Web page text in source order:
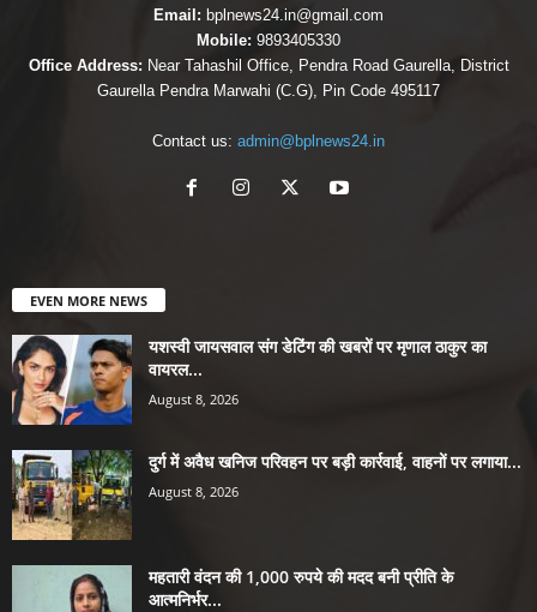
Email: bplnews24.in@gmail.com
Mobile: 9893405330
Office Address: Near Tahashil Office, Pendra Road Gaurella, District
Gaurella Pendra Marwahi (C.G), Pin Code 495117
Contact us: admin@bplnews24.in
EVEN MORE NEWS
यशस्वी जायसवाल संग डेटिंग की खबरों पर मृणाल ठाकुर का
वायरल...
August 8, 2026
दुर्ग में अवैध खनिज परिवहन पर बड़ी कार्रवाई, वाहनों पर लगाया...
August 8, 2026
महतारी वंदन की 1,000 रुपये की मदद बनी प्रीति के
आत्मनिर्भर...